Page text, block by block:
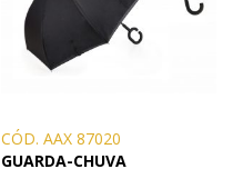
CÓD. AAX 87020
GUARDA-CHUVA